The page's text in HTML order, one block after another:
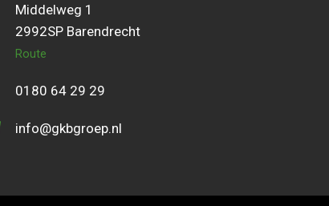
Middelweg 1
2992SP Barendrecht
Route
0180 64 29 29
info@gkbgroep.nl